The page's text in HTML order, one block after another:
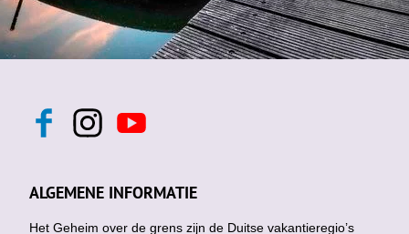
F
b
o
I
n
a
g
Y
o
u
b
ALGEMENE INFORMATIE
Het Geheim over de grens zijn de Duitse vakantieregio’s